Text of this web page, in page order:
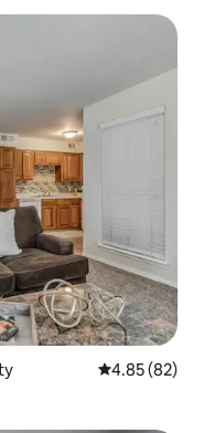
Calificación
4.85 (82)